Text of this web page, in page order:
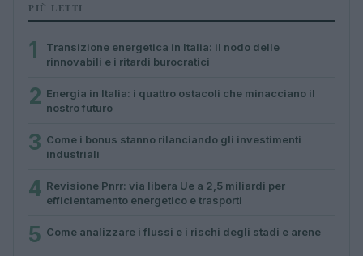
PIÙ LETTI
1
Transizione energetica in Italia: il nodo delle
rinnovabili e i ritardi burocratici
2 Energia in Italia: i quattro ostacoli che minacciano il
nostro futuro
3 Come i bonus stanno rilanciando gli investimenti
industriali
4 Revisione Pnrr: via libera Ue a 2,5 miliardi per
efficientamento energetico e trasporti
5 Come analizzare i flussi e i rischi degli stadi e arene